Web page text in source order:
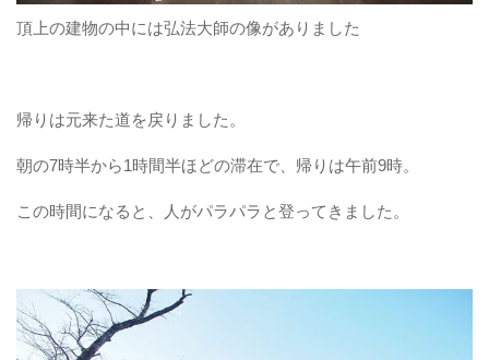
頂上の建物の中には弘法大師の像がありました
帰りは元来た道を戻りました。
朝の7時半から1時間半ほどの滞在で、帰りは午前9時。
この時間になると、人がパラパラと登ってきました。